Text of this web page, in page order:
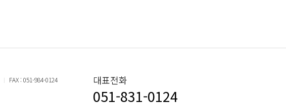
ㅣ FAX : 051-984-0124
대표전화
051-831-0124